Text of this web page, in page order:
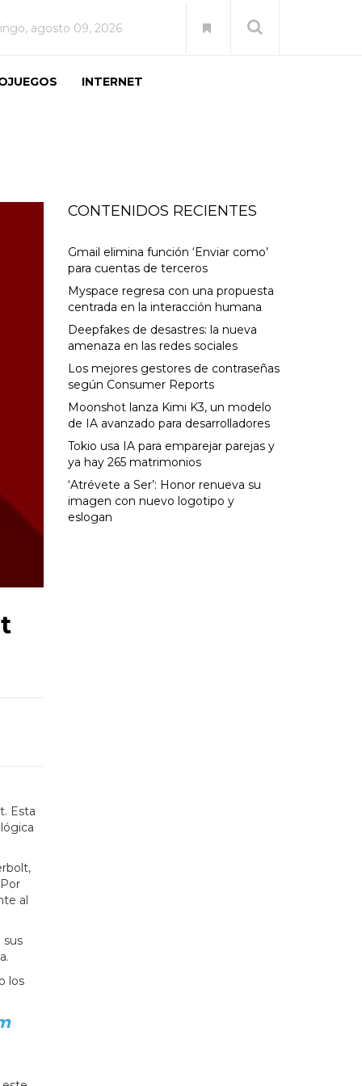
agosto 09, 2026
INTERNET
Esta
al
sus
los
CONTENIDOS RECIENTES
Gmail elimina función ‘Enviar como’
para cuentas de terceros
Myspace regresa con una propuesta
centrada en la interacción humana
Deepfakes de desastres: la nueva
amenaza en las redes sociales
Los mejores gestores de contraseñas
según Consumer Reports
Moonshot lanza Kimi K3, un modelo
de IA avanzado para desarrolladores
Tokio usa IA para emparejar parejas y
ya hay 265 matrimonios
‘Atrévete a Ser’: Honor renueva su
imagen con nuevo logotipo y
eslogan